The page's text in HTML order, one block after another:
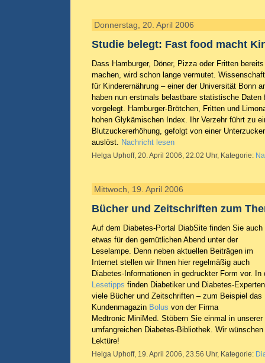
Donnerstag, 20. April 2006
Studie belegt: Fast food macht
Dass Hamburger, Döner, Pizza oder Fritten
machen, wird schon lange vermutet.
für Kinderernährung – einer der Universität Bonn
haben nun erstmals belastbare statistische Daten
vorgelegt. Hamburger-Brötchen, Fritten und
hohen Glykämischen Index. Ihr Verzehr führt zu
Blutzuckererhöhung, gefolgt von einer
auslöst. Nachricht lesen
Helga Uphoff, 20. April 2006, 22.02 Uhr, Kategorie:
Mittwoch, 19. April 2006
Bücher und Zeitschriften zum
Auf dem Diabetes-Portal DiabSite finden Sie auch
etwas für den gemütlichen Abend unter der
Leselampe. Denn neben aktuellen Beiträgen im
Internet stellen wir Ihnen hier regelmäßig auch
Diabetes-Informationen in gedruckter Form vor. In
Lesetipps finden Diabetiker und Diabetes-Experten
viele Bücher und Zeitschriften – zum Beispiel das
Kundenmagazin Bolus von der Firma
Medtronic MiniMed. Stöbern Sie einmal in unserer
umfangreichen Diabetes-Bibliothek. Wir
Lektüre!
Helga Uphoff, 19. April 2006, 23.56 Uhr, Kategorie: